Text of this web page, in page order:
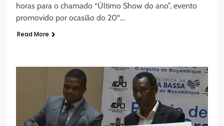
horas para o chamado “Último Show do ano”, evento
promovido por ocasião do 20º…
Read More